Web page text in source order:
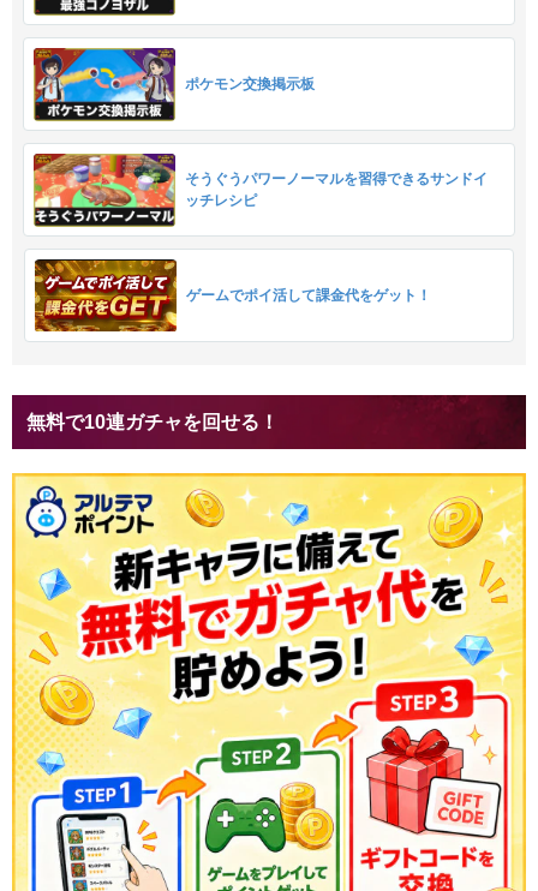
ポケモン交換掲示板
そうぐうパワーノーマルを習得できるサンドイ
ッチレシピ
ゲームでポイ活して課金代をゲット！
無料で10連ガチャを回せる！